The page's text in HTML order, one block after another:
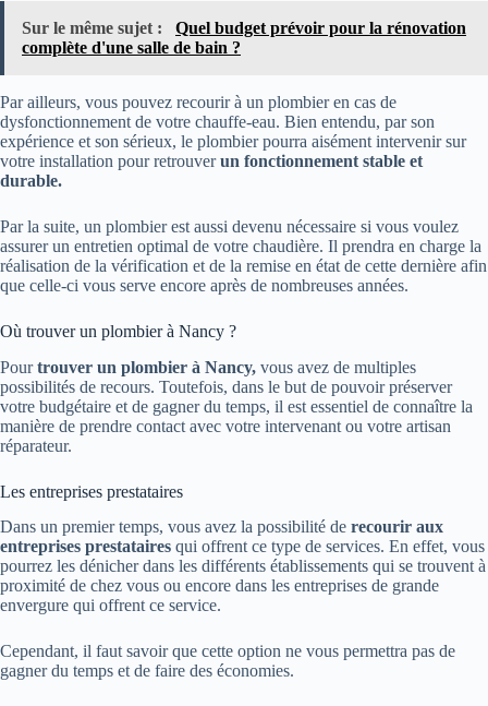
Sur le même sujet :
Quel budget prévoir pour la rénovation
complète d'une salle de bain ?
Par ailleurs, vous pouvez recourir à un plombier en cas de
dysfonctionnement de votre chauffe-eau. Bien entendu, par son
expérience et son sérieux, le plombier pourra aisément intervenir sur
votre installation pour retrouverun fonctionnement stable et
durable.
Par la suite, un plombier est aussi devenu nécessaire si vous voulez
assurer un entretien optimal de votre chaudière. Il prendra en charge la
réalisation de la vérification et de la remise en état de cette dernière afin
que celle-ci vous serve encore après de nombreuses années.
Où trouver un plombier à Nancy ?
Pourtrouver un plombier à Nancy, vous avez de multiples
possibilités de recours. Toutefois, dans le but de pouvoir préserver
votre budgétaire et de gagner du temps, il est essentiel de connaître la
manière de prendre contact avec votre intervenant ou votre artisan
réparateur.
Les entreprises prestataires
Dans un premier temps, vous avez la possibilité de recourir aux
entreprises prestataires qui offrent ce type de services. En effet, vous
pourrez les dénicher dans les différents établissements qui se trouvent à
proximité de chez vous ou encore dans les entreprises de grande
envergure qui offrent ce service.
Cependant, il faut savoir que cette option ne vous permettra pas de
gagner du temps et de faire des économies.